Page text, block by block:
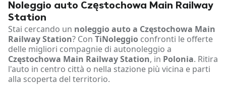
Noleggio auto Częstochowa Main Railway
Station
Stai cercando un noleggio auto a Częstochowa Main
Railway Station? Con TiNoleggio confronti le offerte
delle migliori compagnie di autonoleggio a
Częstochowa Main Railway Station, in Polonia. Ritira
l'auto in centro città o nella stazione più vicina e parti
alla scoperta del territorio.